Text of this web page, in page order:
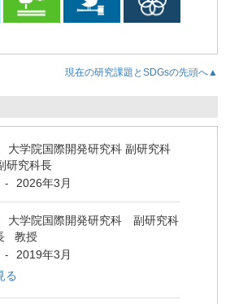
現在の研究課題とSDGsの先頭へ▲
大学院国際開発研究科 副研究科
究科長
- 2026年3月
大学院国際開発研究科 副研究科
教授
-
2019年3月
る